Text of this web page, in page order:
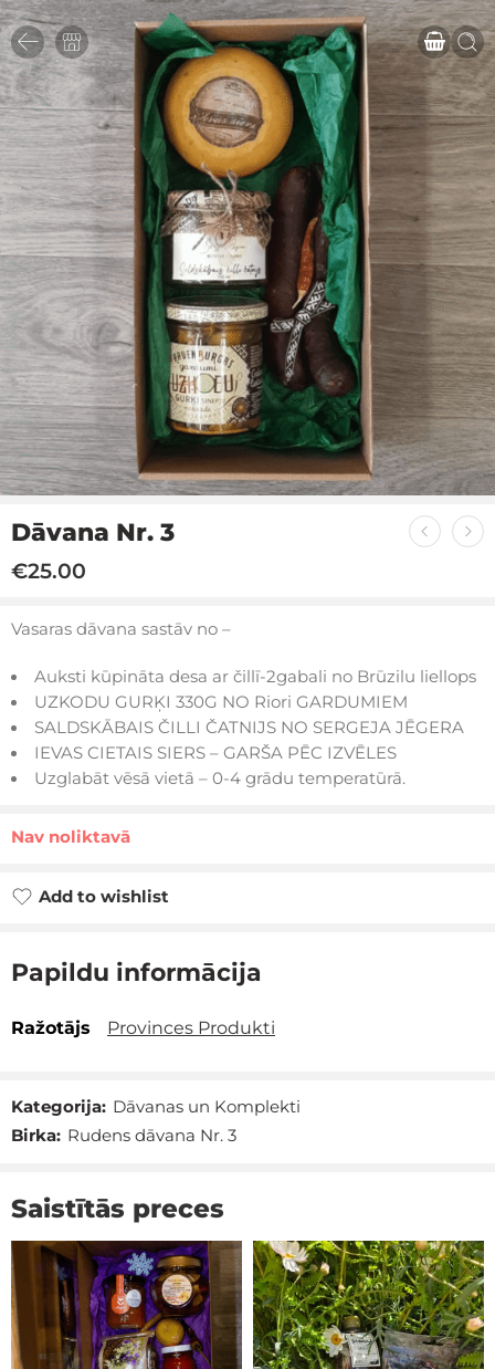
Dāvana Nr. 3
€25.00
Vasaras dāvana sastāv no –
Auksti kūpināta desa ar čillī-2gabali no Brūzilu liellops
UZKODU GURĶI 330G NO Riori GARDUMIEM
SALDSKĀBAIS ČILLI ČATNIJS NO SERGEJA JĒGERA
IEVAS CIETAIS SIERS – GARŠA PĒC IZVĒLES
Uzglabāt vēsā vietā – 0-4 grādu temperatūrā.
Nav noliktavā
Add to wishlist
Papildu informācija
Ražotājs Provinces Produkti
Kategorija: Dāvanas un Komplekti
Birka: Rudens dāvana Nr. 3
Saistītās preces